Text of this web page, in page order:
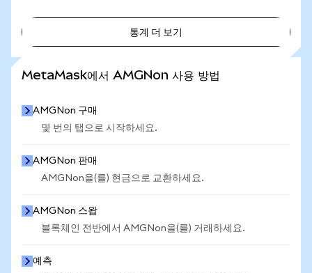
통계 더 보기
MetaMask에서 AMGNon 사용 방법
AMGNon 구매
몇 번의 탭으로 시작하세요.
AMGNon 판매
AMGNon을(를) 현금으로 교환하세요.
AMGNon 스왑
블록체인 전반에서 AMGNon을(를) 거래하세요.
예측